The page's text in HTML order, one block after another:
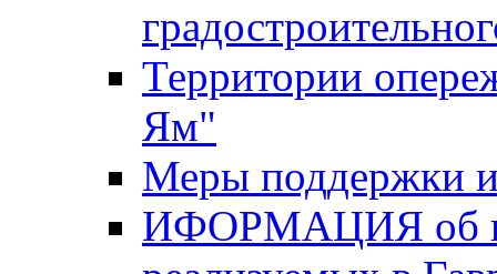
Территории
Ям"
Меры поддержки
ИФОРМАЦИЯ об